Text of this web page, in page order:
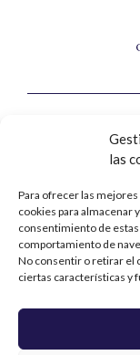
las
Para ofrecer las
cookies para almacenar
consentimiento de
comportamiento de
No consentir o retirar el
ciertas características y
Corte Civil
28001 – Madrid
Contacto
+34 914 31 76 90